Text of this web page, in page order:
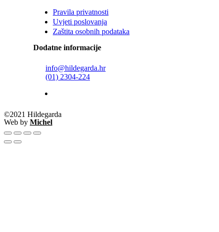
Pravila privatnosti
Uvjeti poslovanja
Zaštita osobnih podataka
Dodatne informacije
info@hildegarda.hr
(01) 2304-224
©2021 Hildegarda
Web by Michel